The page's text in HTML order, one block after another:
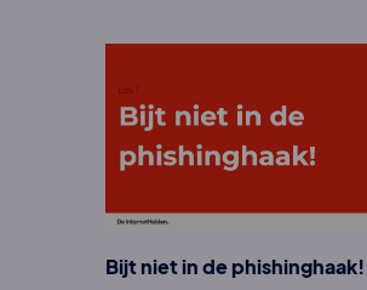
Bijt niet in de phishinghaak!